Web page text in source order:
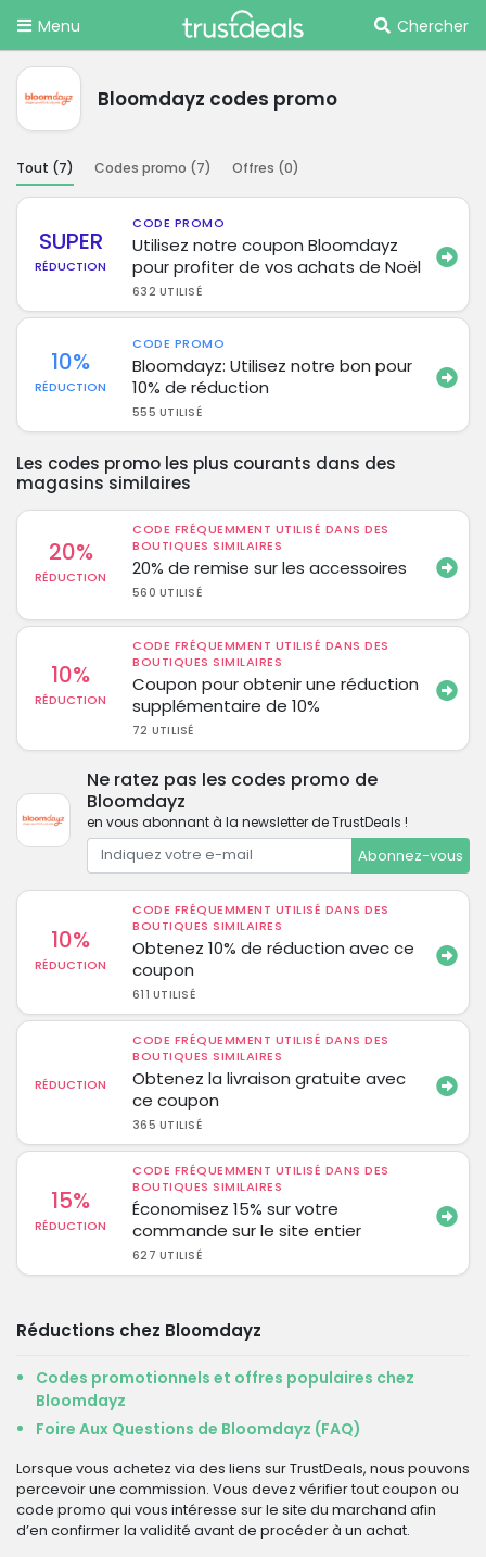
Menu Chercher
Bloomdayz codes promo
Tout (7) Codes promo (7) Offres (0)
SUPER
RÉDUCTION
CODE PROMO
Utilisez notre coupon Bloomdayz
pour profiter de vos achats de Noël
632 UTILISÉ
10%
RÉDUCTION
CODE PROMO
Bloomdayz: Utilisez notre bon pour
10% de réduction
555 UTILISÉ
Les codes promo les plus courants dans des
magasins similaires
20%
RÉDUCTION
CODE FRÉQUEMMENT UTILISÉ DANS DES
BOUTIQUES SIMILAIRES
20% de remise sur les accessoires
560 UTILISÉ
10%
RÉDUCTION
CODE FRÉQUEMMENT UTILISÉ DANS DES
BOUTIQUES SIMILAIRES
Coupon pour obtenir une réduction
supplémentaire de 10%
72 UTILISÉ
Ne ratez pas les codes promo de
Bloomdayz
en vous abonnant à la newsletter de TrustDeals !
Abonnez-vous
10%
RÉDUCTION
CODE FRÉQUEMMENT UTILISÉ DANS DES
BOUTIQUES SIMILAIRES
Obtenez 10% de réduction avec ce
coupon
611 UTILISÉ
RÉDUCTION
CODE FRÉQUEMMENT UTILISÉ DANS DES
BOUTIQUES SIMILAIRES
Obtenez la livraison gratuite avec
ce coupon
365 UTILISÉ
15%
RÉDUCTION
CODE FRÉQUEMMENT UTILISÉ DANS DES
BOUTIQUES SIMILAIRES
Économisez 15% sur votre
commande sur le site entier
627 UTILISÉ
Réductions chez Bloomdayz
Codes promotionnels et offres populaires chez
Bloomdayz
Foire Aux Questions de Bloomdayz (FAQ)
Lorsque vous achetez via des liens sur TrustDeals, nous pouvons
percevoir une commission. Vous devez vérifier tout coupon ou
code promo qui vous intéresse sur le site du marchand afin
d’en confirmer la validité avant de procéder à un achat.